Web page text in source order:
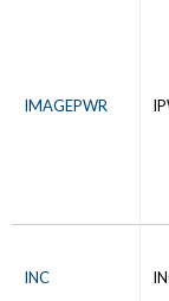
IMAGEPWR
INC